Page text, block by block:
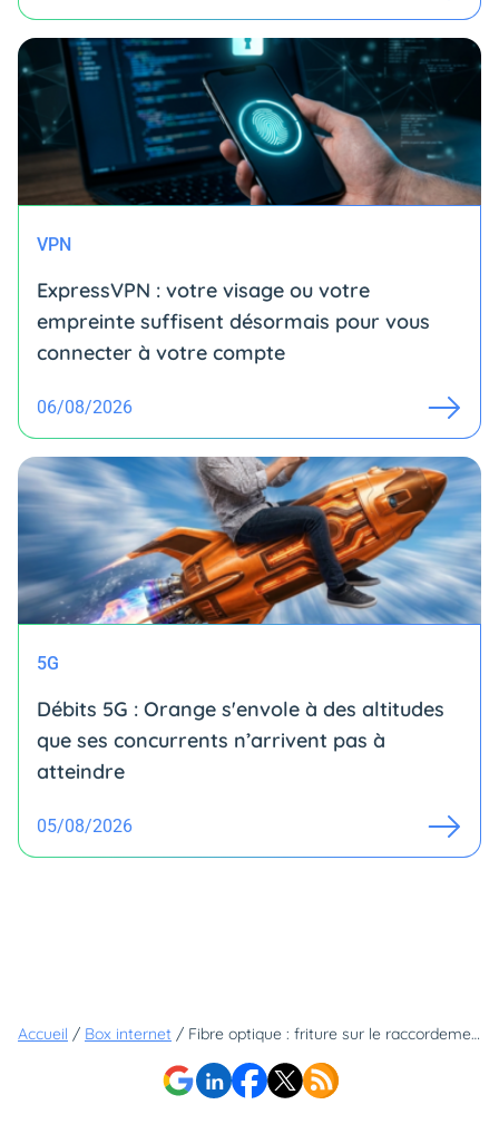
VPN
ExpressVPN : votre visage ou votre
empreinte suffisent désormais pour vous
connecter à votre compte
06/08/2026
5G
Débits 5G : Orange s'envole à des altitudes
que ses concurrents n’arrivent pas à
atteindre
05/08/2026
Accueil / Box internet / Fibre optique : friture sur le raccordement final